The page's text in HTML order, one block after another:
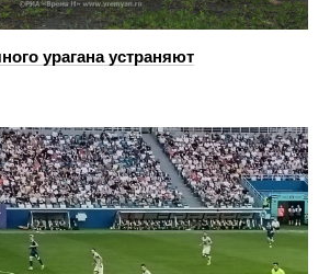
урагана устраняют